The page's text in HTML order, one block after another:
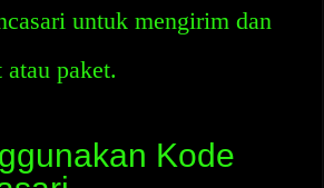
untuk mengirim dan
paket.
Kode